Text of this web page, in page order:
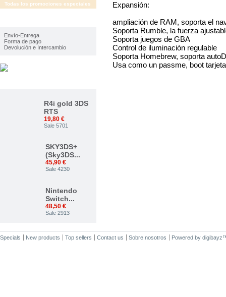
Todas los promociones especiales
Envío-Entrega
Forma de pago
Devolución e Intercambio
R4i gold 3DS
RTS
19,80 €
Sale 5701
SKY3DS+
(Sky3DS...
45,90 €
Sale 4230
Nintendo
Switch...
48,50 €
Sale 2913
Nuevo...
34,00 €
Expansión:
ampliación de RAM, soporta el
Soporta Rumble, la fuerza
Soporta juegos de GBA
Control de iluminación regulable
Soporta Homebrew, soporta
Usa como un passme, boot
Specials New products Top sellers Contact us Sobre nosotros Powered by digibayz